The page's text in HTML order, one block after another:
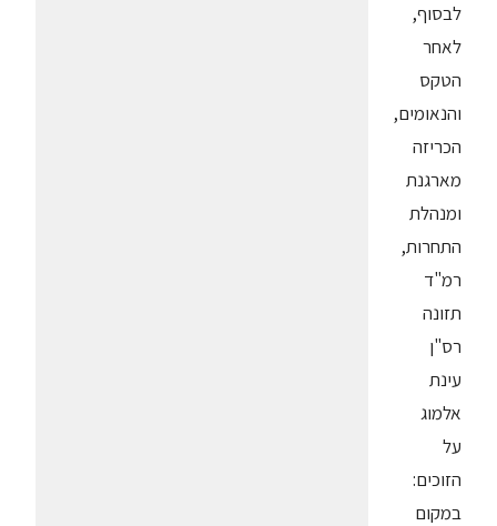
לבסוף,
לאחר
הטקס
והנאומים,
הכריזה
מארגנת
ומנהלת
התחרות,
רמ"ד
תזונה
רס"ן
עינת
אלמוג
על
הזוכים:
במקום